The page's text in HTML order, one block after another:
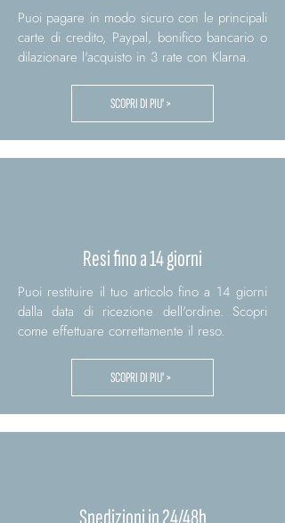
Puoi pagare in modo sicuro con le principali
carte di credito, Paypal, bonifico bancario o
dilazionare l'acquisto in 3 rate con Klarna.
SCOPRI DI PIU' >
Resi fino a 14 giorni
Puoi restituire il tuo articolo fino a 14 giorni
dalla data di ricezione dell'ordine. Scopri
come effettuare correttamente il reso.
SCOPRI DI PIU' >